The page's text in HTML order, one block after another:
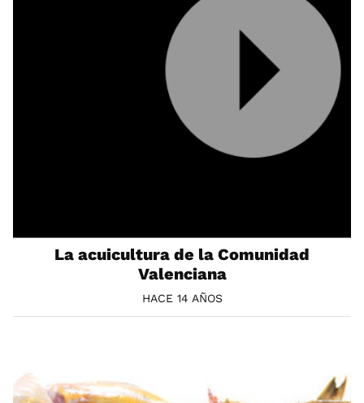
La acuicultura de la Comunidad
Valenciana
HACE 14 AÑOS